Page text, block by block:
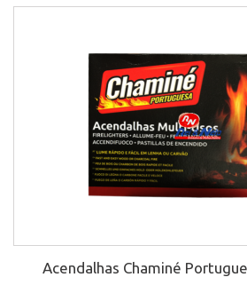
Acendalhas Chaminé